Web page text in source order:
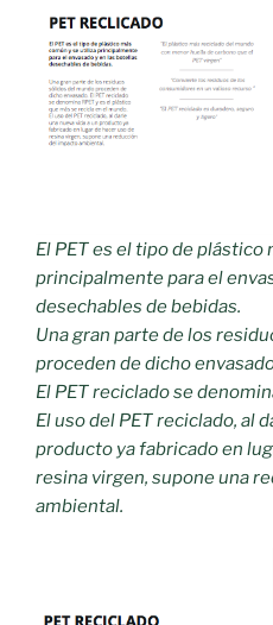
El PET es el tipo de plástico
principalmente para el
desechables de bebidas.
Una gran parte de los
proceden de dicho
El PET reciclado se
El uso del PET reciclado, al
producto ya fabricado en
resina virgen, supone una
ambiental.